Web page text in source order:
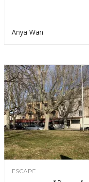
Anya Wan
ESCAPE